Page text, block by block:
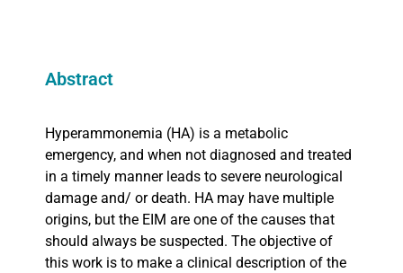
Abstract
Hyperammonemia (HA) is a metabolic
emergency, and when not diagnosed and treated
in a timely manner leads to severe neurological
damage and/ or death. HA may have multiple
origins, but the EIM are one of the causes that
should always be suspected. The objective of
this work is to make a clinical description of the